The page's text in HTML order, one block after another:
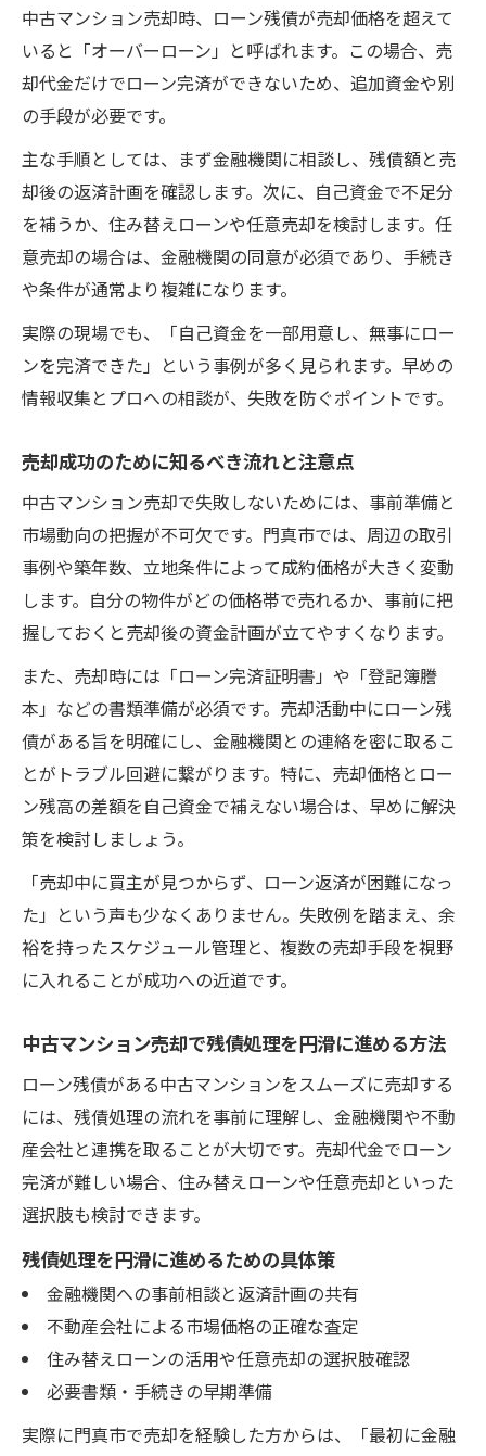
る
門真市で安心して中古マンション売却を進める
方法
中古マンション売却を安心して進めるポイ
ント
門真市で信頼できる中古マンション売却の
流れ
残債ありでも安心な中古マンション売却の
コツ
売却トラブルを回避するための注意点
中古マンション売却で後悔しない進め方
任意売却を選ぶ前に考えるべきポイント
基準
任意売却前に知るべき中古マンション売却
の流れ
ローン残債が多い時の任意売却活用法
任意売却と通常売却の違いを正しく理解
意点
売却後のローン残債問題にどう向き合うか
中古マンション売却後のローン残債処理方
法
売却後に残るローン問題の解決策とは
残債が残った場合の再スタートのコツ
中古マンション売却後の債務整理の考え方
ローン残債解消のためにできる具体的対策
中古マンション売却時、ローン残債が売却価格を超えて
いると「オーバーローン」と呼ばれます。この場合、売
却代金だけでローン完済ができないため、追加資金や別
の手段が必要です。
主な手順としては、まず金融機関に相談し、残債額と売
却後の返済計画を確認します。次に、自己資金で不足分
を補うか、住み替えローンや任意売却を検討します。任
意売却の場合は、金融機関の同意が必須であり、手続き
や条件が通常より複雑になります。
実際の現場でも、「自己資金を一部用意し、無事にロー
ンを完済できた」という事例が多く見られます。早めの
情報収集とプロへの相談が、失敗を防ぐポイントです。
売却成功のために知るべき流れと注意点
中古マンション売却で失敗しないためには、事前準備と
市場動向の把握が不可欠です。門真市では、周辺の取引
事例や築年数、立地条件によって成約価格が大きく変動
します。自分の物件がどの価格帯で売れるか、事前に把
握しておくと売却後の資金計画が立てやすくなります。
また、売却時には「ローン完済証明書」や「登記簿謄
本」などの書類準備が必須です。売却活動中にローン残
債がある旨を明確にし、金融機関との連絡を密に取るこ
とがトラブル回避に繋がります。特に、売却価格とロー
ン残高の差額を自己資金で補えない場合は、早めに解決
策を検討しましょう。
「売却中に買主が見つからず、ローン返済が困難になっ
た」という声も少なくありません。失敗例を踏まえ、余
裕を持ったスケジュール管理と、複数の売却手段を視野
に入れることが成功への近道です。
中古マンション売却で残債処理を円滑に進める方法
ローン残債がある中古マンションをスムーズに売却する
には、残債処理の流れを事前に理解し、金融機関や不動
産会社と連携を取ることが大切です。売却代金でローン
完済が難しい場合、住み替えローンや任意売却といった
選択肢も検討できます。
残債処理を円滑に進めるための具体策
金融機関への事前相談と返済計画の共有
不動産会社による市場価格の正確な査定
住み替えローンの活用や任意売却の選択肢確認
必要書類・手続きの早期準備
実際に門真市で売却を経験した方からは、「最初に金融